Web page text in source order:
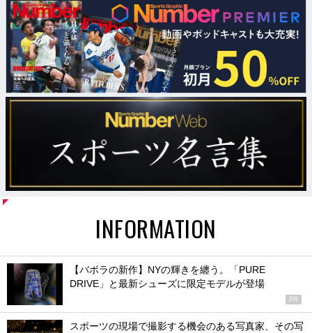
INFORMATION
【バボラの新作】NYの輝きを纏う。「PURE
DRIVE」と最新シューズに限定モデルが登場
PR
スポーツの現場で撮影する機会のある写真家、その写